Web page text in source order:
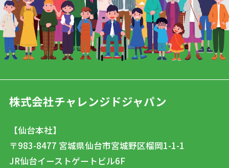
株式会社チャレンジドジャパン
【仙台本社】
〒983-8477 宮城県仙台市宮城野区榴岡1-1-1
JR仙台イーストゲートビル6F